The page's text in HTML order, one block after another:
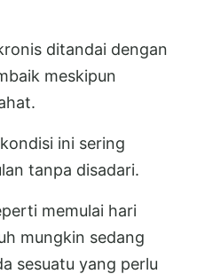
ditandai dengan
meskipun
ini sering
tanpa disadari.
memulai hari
mungkin sedang
sesuatu yang perlu